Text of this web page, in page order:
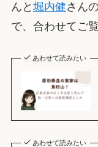
んと 堀内健さん
で、合わせてご
あわせて読みたい
あわせて読みたい